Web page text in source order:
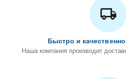
Быстро и
Наша компания производит